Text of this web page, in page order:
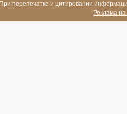
При перепечатке и цитировании
Реклама на